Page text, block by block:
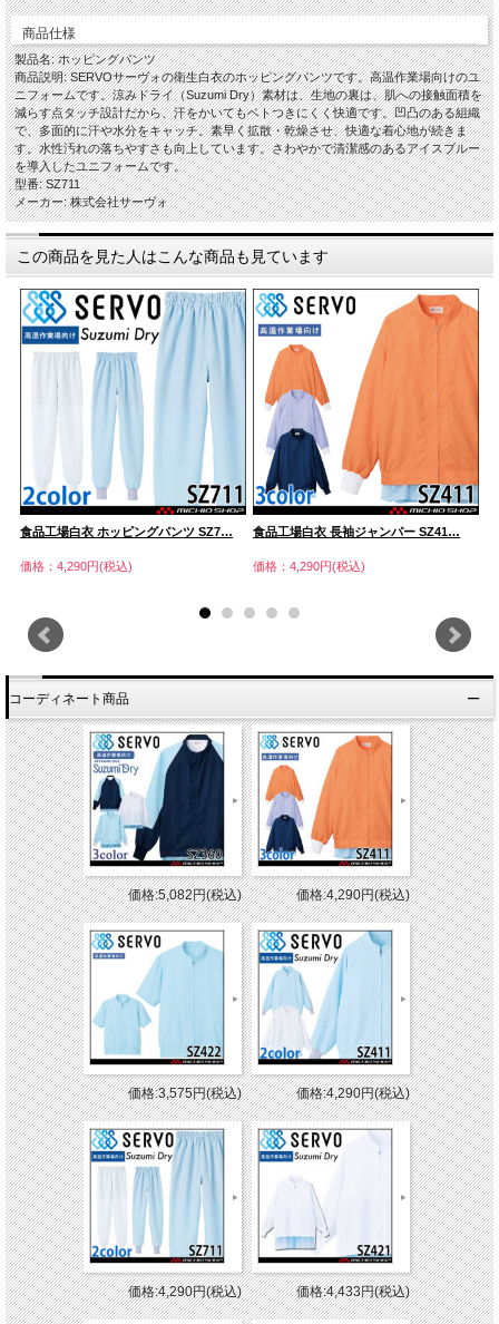
商品仕様
製品名: ホッピングパンツ
商品説明: SERVOサーヴォの衛生白衣のホッピングパンツです。高温作業場向けのユ
ニフォームです。涼みドライ（Suzumi Dry）素材は、生地の裏は、肌への接触面積を
減らす点タッチ設計だから、汗をかいてもベトつきにくく快適です。凹凸のある組織
で、多面的に汗や水分をキャッチ。素早く拡散・乾燥させ、快適な着心地が続きま
す。水性汚れの落ちやすさも向上しています。さわやかで清潔感のあるアイスブルー
を導入したユニフォームです。
型番: SZ711
メーカー: 株式会社サーヴォ
この商品を見た人はこんな商品も見ています
食品工場白衣 ホッピングパンツ SZ7…
価格：4,290円(税込)
食品工場白衣 長袖ジャンパー SZ41…
価格：4,290円(税込)
コーディネート商品
価格:5,082円(税込) 価格:4,290円(税込)
価格:3,575円(税込) 価格:4,290円(税込)
価格:4,290円(税込) 価格:4,433円(税込)